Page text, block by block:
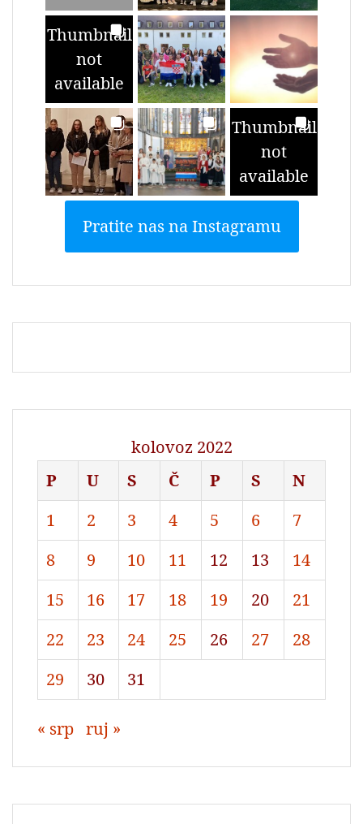
Thumbnail
not
available
Thumbnail
not
available
Pratite nas na Instagramu
kolovoz 2022
P
U S Č P S
N
1
2 3 4 5 6
7
8
9 10 11 12 13
14
15
16 17 18 19 20
21
22
23 24 25 26 27
28
29
30 31
« srp ruj »